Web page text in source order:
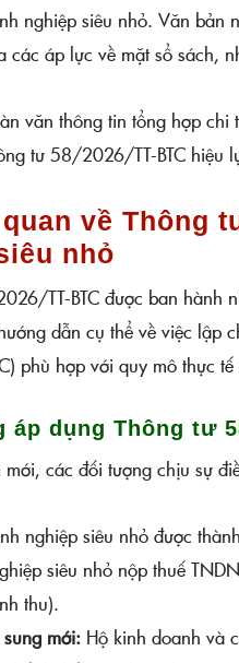
nghiệp siêu nhỏ. Văn bản
các áp lực về mặt sổ sách,
văn thông tin tổng hợp
tư 58/2026/TT-BTC
về Thông
nhỏ
TT-BTC được ban hành
dẫn cụ thể về việc lập
phù hợp với quy mô thực
dụng Thông tư
mới, các đối tượng chịu sự
nghiệp siêu nhỏ được
siêu nhỏ nộp thuế
thu).
mới: Hộ kinh doanh và